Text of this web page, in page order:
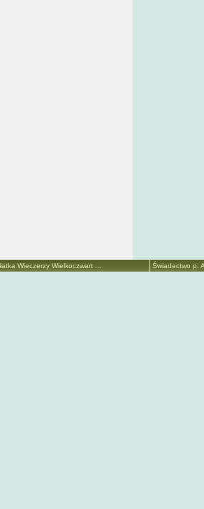
Wieczerzy Wielkoczwart ... Świadectwo p.